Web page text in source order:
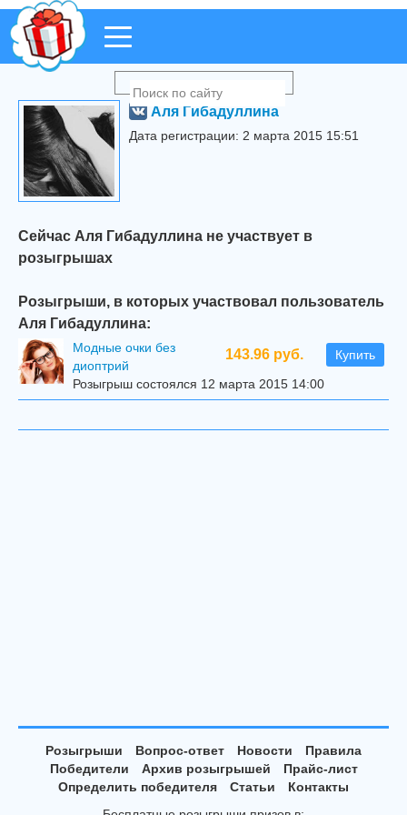
Аля Гибадуллина
Дата регистрации: 2 марта 2015 15:51
Сейчас Аля Гибадуллина не участвует в
розыгрышах
Розыгрыши, в которых участвовал пользователь
Аля Гибадуллина:
143.96 руб. Купить
Модные очки без
диоптрий
Розыгрыш состоялся 12 марта 2015 14:00
Розыгрыши Вопрос-ответ Новости
Правила
Победители
Архив розыгрышей
Прайс-лист
Определить победителя
Статьи
Контакты